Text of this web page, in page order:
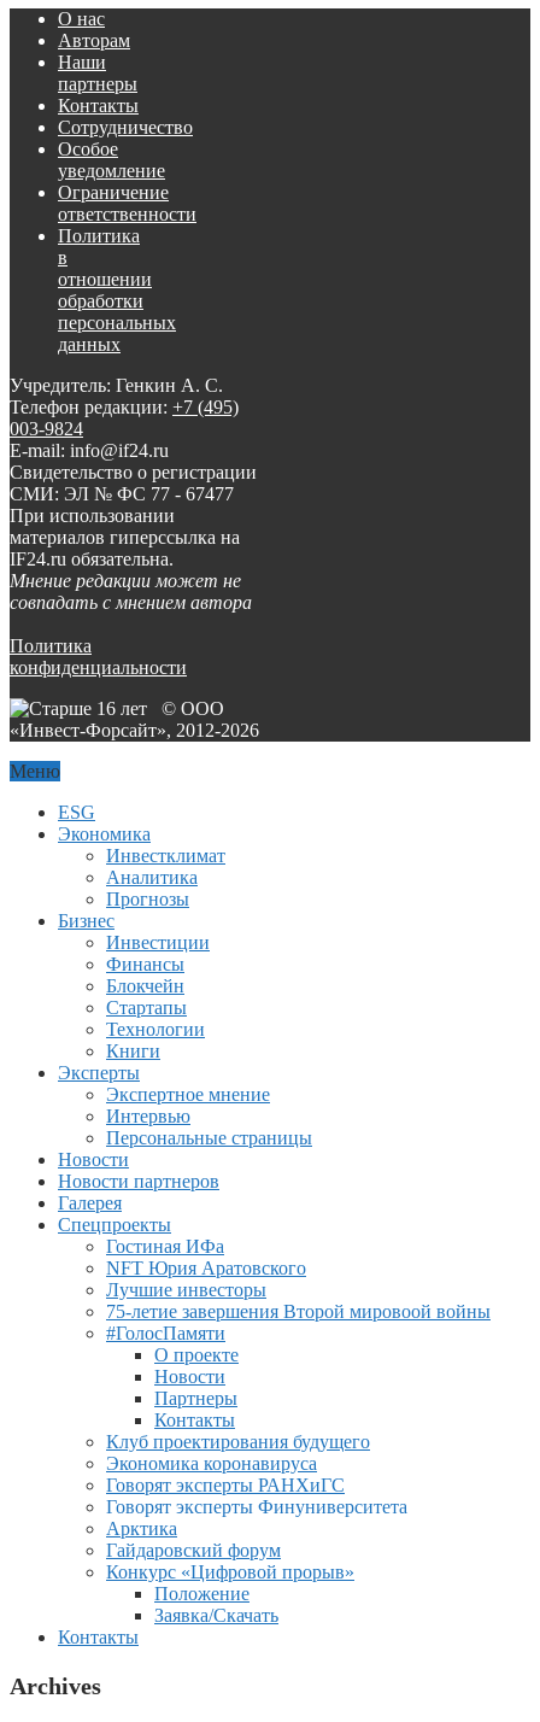
О нас
Авторам
Наши
партнеры
Контакты
Сотрудничество
Особое
уведомление
Ограничение
ответственности
Политика
в
отношении
обработки
персональных
данных
Учредитель: Генкин А. С.
Телефон редакции: +7 (495)
003-9824
E-mail: info@if24.ru
Свидетельство о регистрации
СМИ: ЭЛ № ФС 77 - 67477
При использовании
материалов гиперссылка на
IF24.ru обязательна.
Мнение редакции может не
совпадать с мнением автора
Политика
конфиденциальности
© ООО
«Инвест-Форсайт», 2012-2026
Меню
ESG
Экономика
Инвестклимат
Аналитика
Прогнозы
Бизнес
Инвестиции
Финансы
Блокчейн
Стартапы
Технологии
Книги
Эксперты
Экспертное мнение
Интервью
Персональные страницы
Новости
Новости партнеров
Галерея
Спецпроекты
Гостиная ИФа
NFT Юрия Аратовского
Лучшие инвесторы
75-летие завершения Второй мировоой войны
#ГолосПамяти
О проекте
Новости
Партнеры
Контакты
Клуб проектирования будущего
Экономика коронавируса
Говорят эксперты РАНХиГС
Говорят эксперты Финуниверситета
Арктика
Гайдаровский форум
Конкурс «Цифровой прорыв»
Положение
Заявка/Скачать
Контакты
Archives